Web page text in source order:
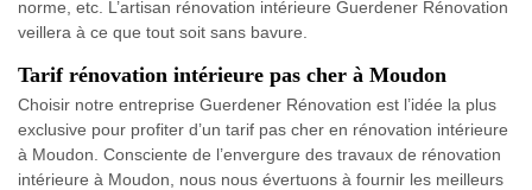
norme, etc. L’artisan rénovation intérieure Guerdener Rénovation
veillera à ce que tout soit sans bavure.
Tarif rénovation intérieure pas cher à Moudon
Choisir notre entreprise Guerdener Rénovation est l’idée la plus
exclusive pour profiter d’un tarif pas cher en rénovation intérieure
à Moudon. Consciente de l’envergure des travaux de rénovation
intérieure à Moudon, nous nous évertuons à fournir les meilleurs